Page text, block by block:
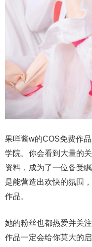
果咩酱w的COS免费作
学院。你会看到大量的
资料，成为了一位备受
是能营造出欢快的氛围
作品。
她的粉丝也都热爱并关
作品一定会给你莫大的